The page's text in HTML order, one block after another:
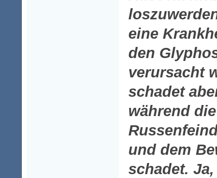
eine
den
verursacht
schadet
während die
und dem
schadet.